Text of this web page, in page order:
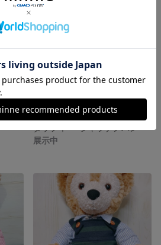
ダッフィー *シャツチノパン
展示中